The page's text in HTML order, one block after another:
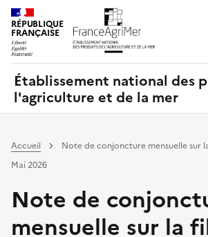
RÉPUBLIQUE
FRANÇAISE
Établissement national des
l'agriculture et de la mer
Accueil
Note de conjoncture mensuelle sur
Mai 2026
Note de
mensuelle sur la
Panneau de gestion des cookies